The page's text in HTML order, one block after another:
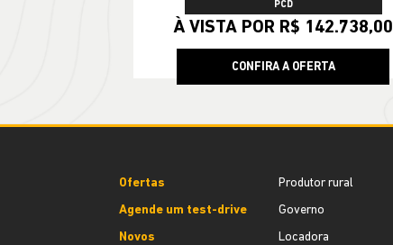
PCD
À VISTA POR R$ 142.738,00
CONFIRA A OFERTA
Ofertas
Agende um test-drive
Novos
Produtor rural
Governo
Locadora